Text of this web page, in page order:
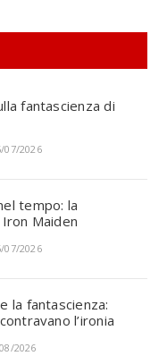
fantascienza di
07/2026
tempo: la
Maiden
07/2026
la fantascienza:
l’ironia
2026